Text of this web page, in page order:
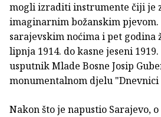
mogli izraditi instrumente čiji je
imaginarnim božanskim pjevom.
sarajevskim noćima i pet godina
lipnja 1914. do kasne jeseni
usputnik Mlade Bosne Josip
monumentalnom djelu
Nakon što je napustio Sarajevo,